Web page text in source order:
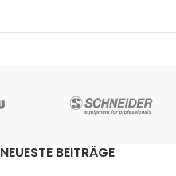
NEUESTE BEITRÄGE